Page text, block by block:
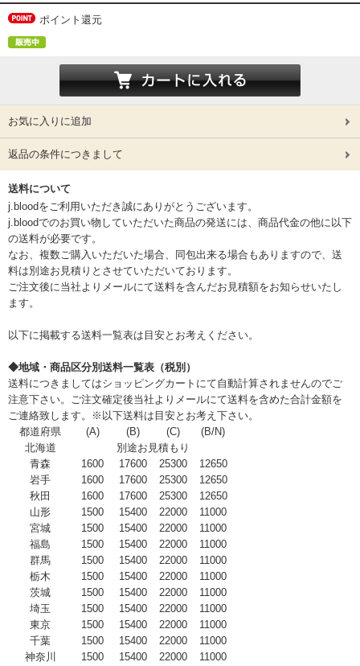
ポイント還元
お気に入りに追加
返品の条件につきまして
送料について
j.bloodをご利用いただき誠にありがとうございます。
j.bloodでのお買い物していただいた商品の発送には、商品代金の他に以下
の送料が必要です。
なお、複数ご購入いただいた場合、同包出来る場合もありますので、送
料は別途お見積りとさせていただいております。
ご注文後に当社よりメールにて送料を含んだお見積額をお知らせいたし
ます。
以下に掲載する送料一覧表は目安とお考えください。
◆地域・商品区分別送料一覧表（税別）
送料につきましてはショッピングカートにて自動計算されませんのでご
注意下さい。ご注文確定後当社よりメールにて送料を含めた合計金額を
ご連絡致します。※以下送料は目安とお考え下さい。
都道府県
(A) (B) (C)
(B/N)
北海道
別途お見積もり
青森
1600 17600 25300
12650
岩手
1600 17600 25300
12650
秋田
1600 17600 25300
12650
山形
1500 15400 22000
11000
宮城
1500 15400 22000
11000
福島
1500 15400 22000
11000
群馬
1500 15400 22000
11000
栃木
1500 15400 22000
11000
茨城
1500 15400 22000
11000
埼玉
1500 15400 22000
11000
東京
1500 15400 22000
11000
千葉
1500 15400 22000
11000
神奈川
1500 15400 22000
11000